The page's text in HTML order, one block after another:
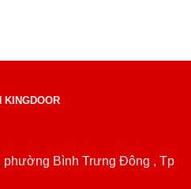
KINGDOOR
phường Bình Trưng Đông , Tp